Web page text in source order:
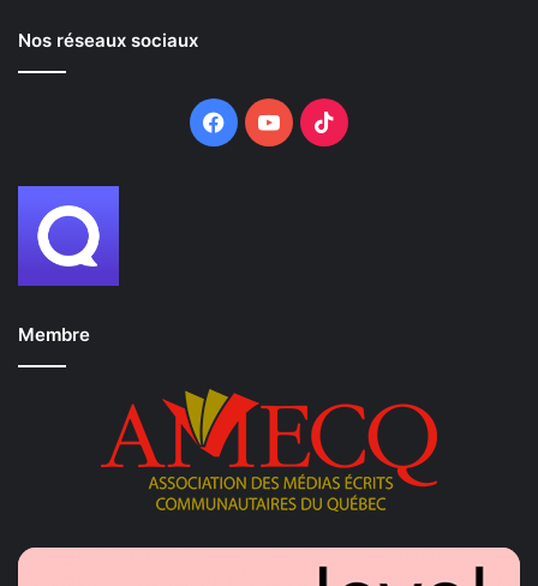
Claude Larochelle chef de Parti Laval Source Gracieuseté
Parti Laval – Équipe Claude
Rigueur, sécurité et proximité avant
Parti Laval, dirigé par Claude Larochelle, axera sa
campagne sur le retour aux priorités essentielles :
patrimoine. L’équipe promet de mettre fin aux « projets
improvisés » et de ramener une gestion municipale
Nos réseaux sociaux
Facebook
YouTubeTikTok
Membre